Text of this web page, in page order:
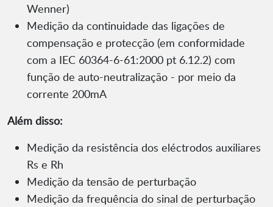
Wenner)
Medição da continuidade das ligações de
compensação e protecção (em conformidade
com a IEC 60364-6-61:2000 pt 6.12.2) com
função de auto-neutralização - por meio da
corrente 200mA
Além disso:
Medição da resistência dos eléctrodos auxiliares
Rs e Rh
Medição da tensão de perturbação
Medição da frequência do sinal de perturbação